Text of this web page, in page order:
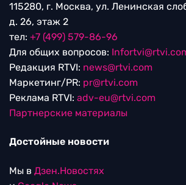
115280, г. Москва, ул. Ленинская
д. 26, этаж 2
тел: +7 (499) 579-86-96
Для общих вопросов:
Редакция RTVI: news@rtvi.com
Маркетинг/PR: pr@rtvi.com
Реклама RTVI: adv-eu@rtvi.com
Партнерские материалы
Достойные новости
Мы в Дзен.Новостях